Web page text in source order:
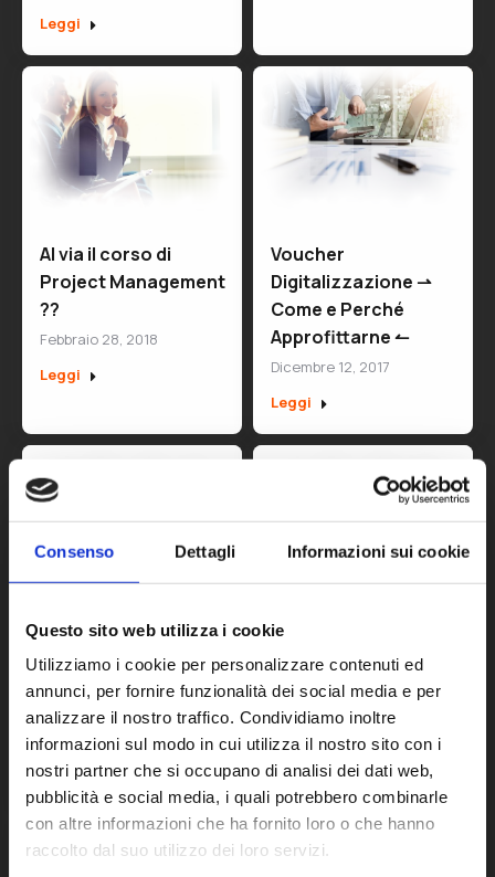
Consenso Dettagli Informazioni sui cookie
Questo sito web utilizza i cookie
Utilizziamo i cookie per personalizzare contenuti ed
annunci, per fornire funzionalità dei social media e per
analizzare il nostro traffico. Condividiamo inoltre
informazioni sul modo in cui utilizza il nostro sito con i
nostri partner che si occupano di analisi dei dati web,
pubblicità e social media, i quali potrebbero combinarle
con altre informazioni che ha fornito loro o che hanno
raccolto dal suo utilizzo dei loro servizi.
Leggi
Al via il corso di
Project Management
??
Febbraio 28, 2018
Leggi
Voucher
Digitalizzazione ⇀
Come e Perché
Approfittarne ↼
Dicembre 12, 2017
Leggi
Le aziende di
calzature e
pelletteria pronte
per la sfida 4.0
Dicembre 6, 2017
Leggi
Industria 4.0 – Le
nostre interviste
Luglio 17, 2017
Leggi